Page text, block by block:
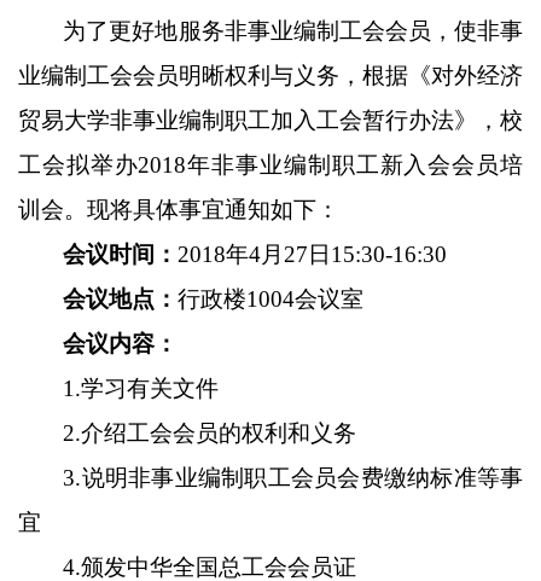
为了更好地服务非事业编制工会会员，使非事
业编制工会会员明晰权利与义务，根据《对外经济
贸易大学非事业编制职工加入工会暂行办法》，校
工会拟举办2018年非事业编制职工新入会会员培
训会。现将具体事宜通知如下：
会议时间： 2018年4月 27日15:30-16:30
会议地点：行政楼1004会议室
会议内容：
1.学习有关文件
2.介绍工会会员的权利和义务
3.说明非事业编制职工会员会费缴纳标准等事
宜
4.颁发中华全国总工会会员证